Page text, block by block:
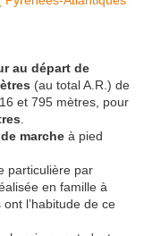
au départ de
(au total A.R.) de
et 795 mètres, pour
marche à pied
particulière par
en famille à
l’habitude de ce